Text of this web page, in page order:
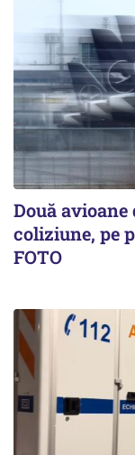
Două avioane
coliziune, pe
FOTO